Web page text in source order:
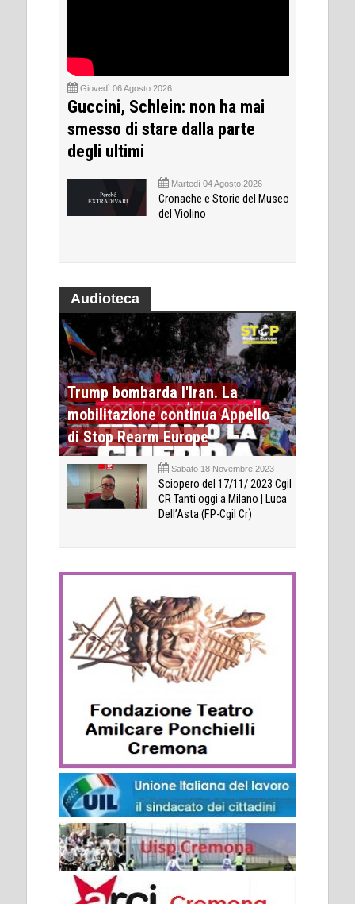
Giovedì 06 Agosto 2026
Guccini, Schlein: non ha mai
smesso di stare dalla parte
degli ultimi
Martedì 04 Agosto 2026
Cronache e Storie del Museo
del Violino
Audioteca
Trump bombarda l'Iran. La
mobilitazione continua Appello
di Stop Rearm Europe
Sabato 18 Novembre 2023
Sciopero del 17/11/ 2023 Cgil
CR Tanti oggi a Milano | Luca
Dell’Asta (FP-Cgil Cr)